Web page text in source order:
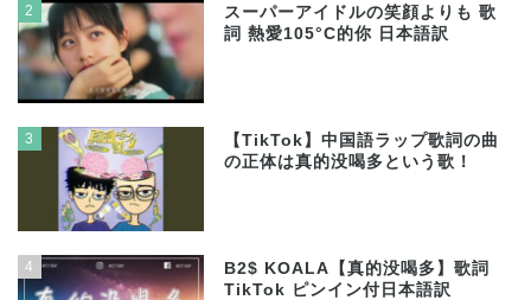
2
スーパーアイドルの笑顔よりも 歌
詞 熱愛105°C的你 日本語訳
3
【TikTok】中国語ラップ歌詞の曲
の正体は真的没喝多という歌！
4
B2$ KOALA【真的没喝多】歌詞
TikTok ピンイン付日本語訳